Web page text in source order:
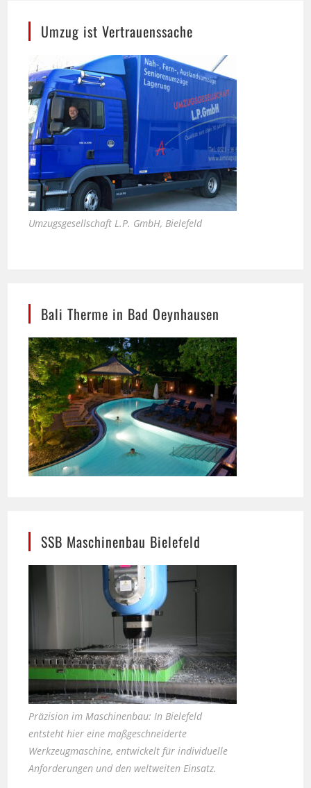
Umzugsgesellschaft L.P. GmbH, Bielefeld
Präzision im Maschinenbau: In Bielefeld
entsteht hier eine maßgeschneiderte
Werkzeugmaschine, entwickelt für individuelle
Anforderungen und den weltweiten Einsatz.